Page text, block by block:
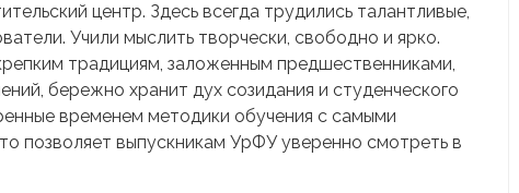
центр. Здесь всегда трудились талантливые,
Учили мыслить творчески, свободно и ярко.
традициям, заложенным предшественниками,
бережно хранит дух созидания и студенческого
временем методики обучения с самыми
позволяет выпускникам УрФУ уверенно смотреть в